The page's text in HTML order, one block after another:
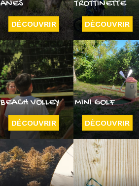
ÂNES
DÉCOUVRIR
TROTTINETTE
DÉCOUVRIR
BEACH VOLLEY
DÉCOUVRIR
MINI GOLF
DÉCOUVRIR